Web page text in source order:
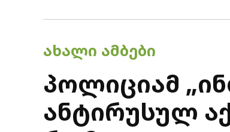
POSTED
ᲐᲮᲐᲚᲘ ᲐᲛᲑᲔᲑᲘ
პოლიციამ
ანტირუსულ